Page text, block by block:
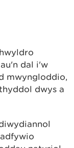
dal i'w
mwyngloddio,
dwys a